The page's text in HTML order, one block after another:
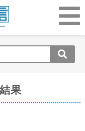
果